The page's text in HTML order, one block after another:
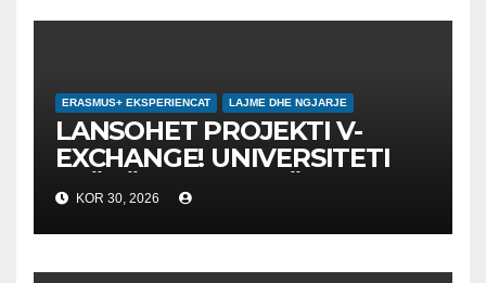
ERASMUS+ EKSPERIENCAT LAJME DHE NGJARJE
LANSOHET PROJEKTI V-
EXCHANGE! UNIVERSITETI
“NËNË TEREZA” NË SHKUP
UDHËHEQ NISMËN
NDËRKOMBËTARE PËR
EDUKIMIN DIGJITAL DHE
KOR 30, 2026